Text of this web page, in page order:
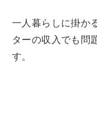
一人暮らしに掛か
ターの収入でも問
す。